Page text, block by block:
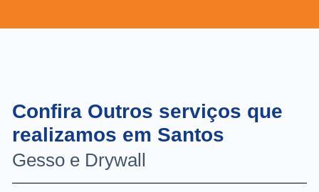
Confira Outros serviços que
realizamos em Santos
Gesso e Drywall